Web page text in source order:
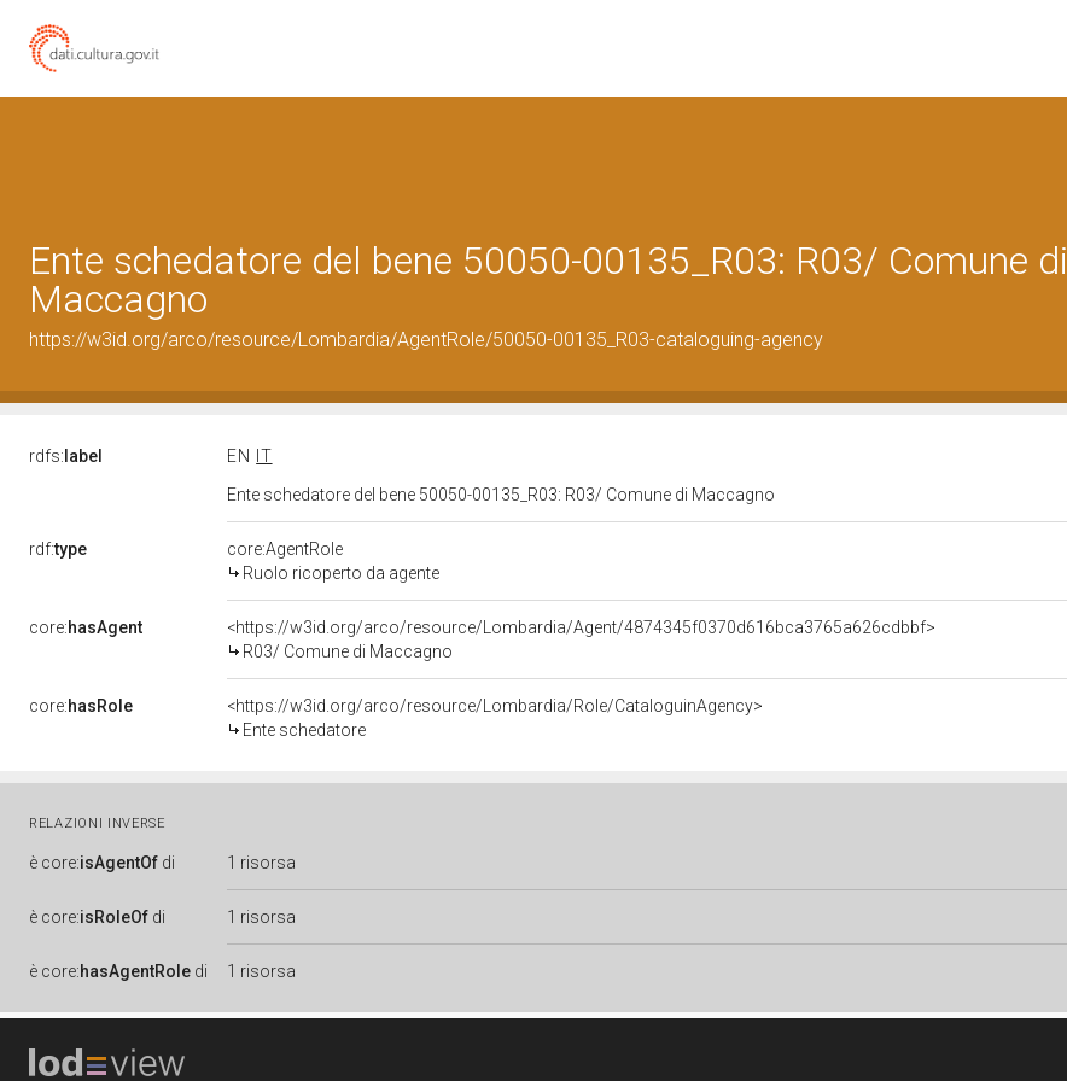
Ente schedatore del bene 50050-00135_R03: R03/ Comune di
Maccagno
https://w3id.org/arco/resource/Lombardia/AgentRole/50050-00135_R03-cataloguing-agency
rdfs: label EN
IT
Ente schedatore del bene 50050-00135_R03: R03/ Comune di Maccagno
rdf:type
core:AgentRole
Ruolo ricoperto da agente
core:hasAgent
<https://w3id.org/arco/resource/Lombardia/Agent/4874345f0370d616bca3765a626cdbbf>
R03/ Comune di Maccagno
core:hasRole
<https://w3id.org/arco/resource/Lombardia/Role/CataloguinAgency>
Ente schedatore
RELAZIONI INVERSE
è core:isAgentOf di 1 risorsa
è core:isRoleOf di 1 risorsa
è core:hasAgentRole di 1 risorsa